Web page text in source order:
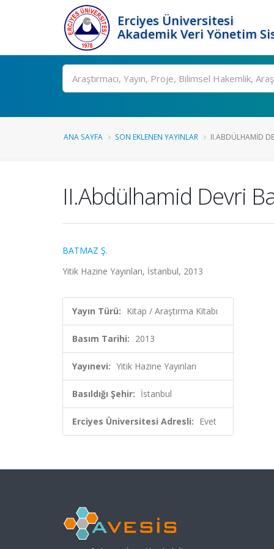
Erciyes Üniversitesi
Akademik Veri Yönetim
Ara
ANA SAYFA SON EKLENEN YAYINLAR II.ABDÜLHAMID
II.Abdülhamid Devri
BATMAZ Ş.
Yitik Hazine Yayınları, İstanbul, 2013
Yayın Türü: Kitap / Araştırma Kitabı
Basım Tarihi: 2013
Yayınevi: Yitik Hazine Yayınları
Basıldığı Şehir: İstanbul
Erciyes Üniversitesi Adresli: Evet